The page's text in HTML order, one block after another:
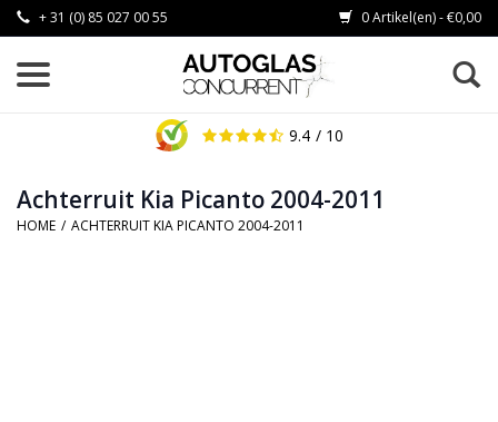
+ 31 (0) 85 027 00 55 0 Artikel(en) - €0,00
9.4 / 10
Achterruit Kia Picanto 2004-2011
HOME / ACHTERRUIT KIA PICANTO 2004-2011